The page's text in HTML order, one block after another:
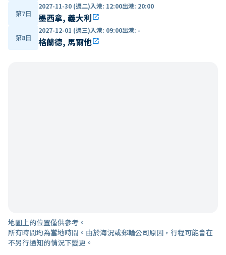
第7日
2027-11-30 (週二)入港: 12:00出港: 20:00
墨西拿, 義大利open_in_new
第8日
2027-12-01 (週三)入港: 09:00出港: -
格蘭德, 馬爾他open_in_new
地圖上的位置僅供參考。
所有時間均為當地時間。由於海況或郵輪公司原因，行程可能會在
不另行通知的情況下變更。